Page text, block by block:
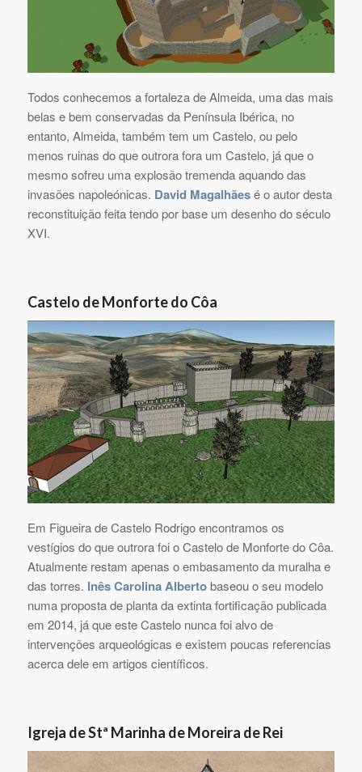
Todos conhecemos a fortaleza de Almeida, uma das mais
belas e bem conservadas da Península Ibérica, no
entanto, Almeida, também tem um Castelo, ou pelo
menos ruinas do que outrora fora um Castelo, já que o
mesmo sofreu uma explosão tremenda aquando das
invasões napoleónicas. David Magalhãesé o autor desta
reconstituição feita tendo por base um desenho do século
XVI.
Castelo de Monforte do Côa
Em Figueira de Castelo Rodrigo encontramos os
vestígios do que outrora foi o Castelo de Monforte do Côa.
Atualmente restam apenas o embasamento da muralha e
das torres. Inês Carolina Albertobaseou o seu modelo
numa proposta de planta da extinta fortificação publicada
em 2014, já que este Castelo nunca foi alvo de
intervenções arqueológicas e existem poucas referencias
acerca dele em artigos científicos.
Igreja de Stª Marinha de Moreira de Rei